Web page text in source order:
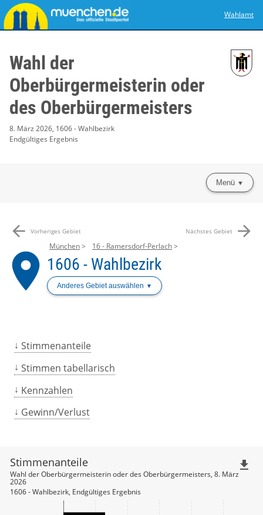
Wahlamt
Wahl der
Oberbürgermeisterin oder
des Oberbürgermeisters
8. März 2026, 1606 - Wahlbezirk
Endgültiges Ergebnis
Menü
arrow_back Vorheriges Gebiet Nächstes Gebiet arrow_forward
place
München 16 - Ramersdorf-Perlach
1606 - Wahlbezirk
Anderes Gebiet auswählen
Stimmenanteile
Stimmen tabellarisch
Kennzahlen
Gewinn/Verlust
Stimmenanteile
Wahl der Oberbürgermeisterin oder des Oberbürgermeisters, 8. März
2026
1606 - Wahlbezirk, Endgültiges Ergebnis
file_download